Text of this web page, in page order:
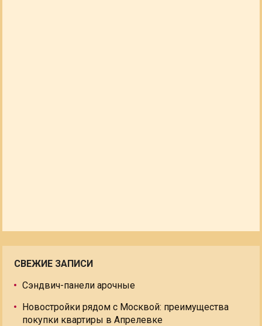
СВЕЖИЕ ЗАПИСИ
Сэндвич-панели арочные
Новостройки рядом с Москвой: преимущества
покупки квартиры в Апрелевке